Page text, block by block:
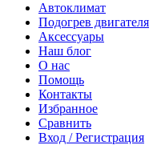
Автоклимат
Подогрев двигателя
Аксессуары
Наш блог
О нас
Помощь
Контакты
Избранное
Сравнить
Вход / Регистрация